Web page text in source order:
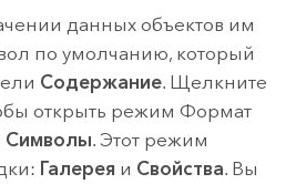
данных объектов им
по умолчанию, который
Содержание. Щелкните
открыть режим Формат
Символы. Этот режим
Галерея и Свойства. Вы